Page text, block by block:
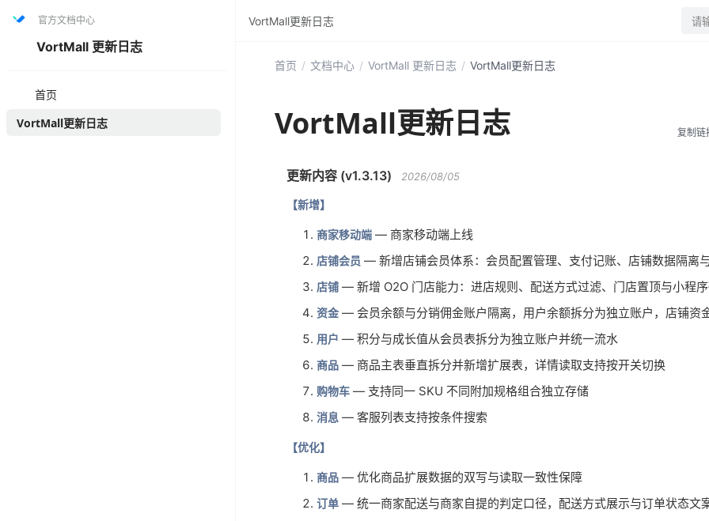
官方文档中心
VortMall 更新日志
首页
VortMall更新日志
首页 / 文档中心 / VortMall 更新日志 / VortMall更新日志
VortMall更新日志 复制链
更新内容 (v1.3.13) 2026/08/05
【新增】
商家移动端— 商家移动端上线
店铺会员 — 新增店铺会员体系：会员配置管理、支付记账、店铺数据隔离
店铺— 新增 O2O 门店能力：进店规则、配送方式过滤、门店置顶与小程
资金— 会员余额与分销佣金账户隔离，用户余额拆分为独立账户，店铺资
用户 — 积分与成长值从会员表拆分为独立账户并统一流水
商品— 商品主表垂直拆分并新增扩展表，详情读取支持按开关切换
购物车— 支持同一 SKU 不同附加规格组合独立存储
消息— 客服列表支持按条件搜索
【优化】
商品— 优化商品扩展数据的双写与读取一致性保障
订单— 统一商家配送与商家自提的判定口径，配送方式展示与订单状态文
VortMall更新日志 请